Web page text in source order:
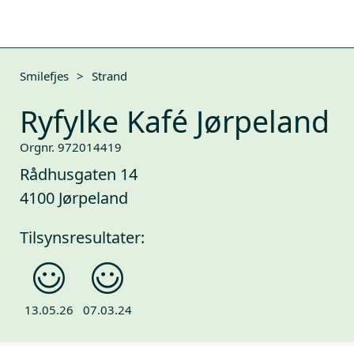
Smilefjes > Strand
Ryfylke Kafé Jørpeland
Orgnr. 972014419
Rådhusgaten 14
4100 Jørpeland
Tilsynsresultater:
13.05.26 07.03.24